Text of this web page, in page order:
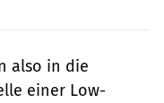
also in die
einer Low-